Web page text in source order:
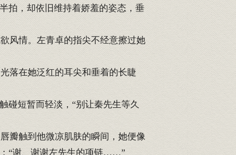
拍，却依旧维持着娇羞的姿态，垂
风情。左青卓的指尖不经意擦过她
落在她泛红的耳尖和垂着的长睫
碰短暂而轻淡，“别让秦先生等久
瓣触到他微凉肌肤的瞬间，她便像
“谢、谢谢左先生的项链……”